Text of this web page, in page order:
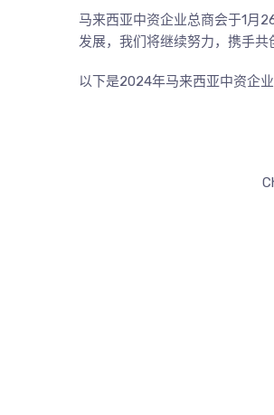
马来西亚中资企业总商会于1月
发展，我们将继续努力，携手共
以下是2024年马来西亚中资企